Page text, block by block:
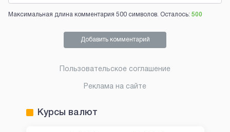
Максимальная длина комментария 500 символов. Осталось: 500
Добавить комментарий
Пользовательское соглашение
Реклама на сайте
Курсы валют